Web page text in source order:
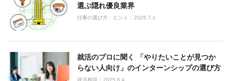
選ぶ隠れ優良業界
仕事の選び方・ヒント 2025.7.1
就活のプロに聞く 「やりたいことが見つか
らない人向け」のインターンシップの選び方
就活相談 2025.6.4